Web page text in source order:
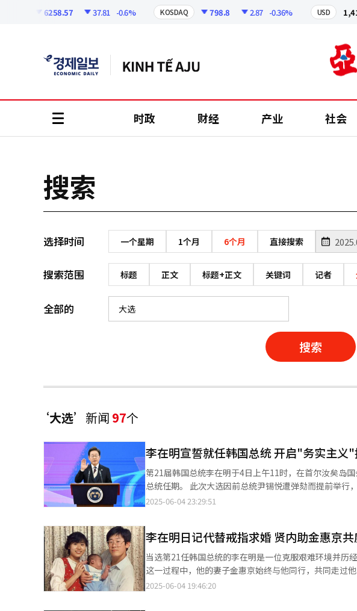
6258.57 37.81 -0.6% KOSDAQ 798.8 2.87 -0.36% USD
时政 财经 产业 社会
搜索
选择时间 一个星期 1个月 6个月 直接搜索
搜索范围 标题 正文 标题+正文 关键词 记者
全部的
搜索
‘大选’ 新闻 97个
李在明宣誓就任韩国总统 开启"务实主义
第21届韩国总统李在明于4日上午11时，在首尔汝矣岛
总统任期。 此次大选因前总统尹锡悦遭弹劾而提前举行，李在明在未设立总统交接委员会的情况下直接接掌国政。就
职仪式被最大限度简化，仅保留总统夫妇入场、国民礼仪、就职
大等五大宪政机关首长，以及各党派代表、国会议员和国务委员等主要政界人士
后将秉持实现“国民大团结”的总统职责，致力于成为
民赋予的“建设新国家”的历史命令。他指出：“是时
入困境的民生与经济，以及被装甲车与自动武器践踏的民主主义。” 李在明表示，韩国正站
口，民生、经济、外交、安全和民主等各领域正面临
2025-06-04 23:29:51
李在明日记代替戒指求婚 贤内助金惠京
当选第21任韩国总统的李在明是一位克服艰难环境并历
这一过程中，他的妻子金惠京始终与他同行，共同走过他的政治征程。 1966年9月12日出生的
中产阶级家庭，1985年入学淑明女子大学，主修钢琴专
2025-06-04 19:46:20